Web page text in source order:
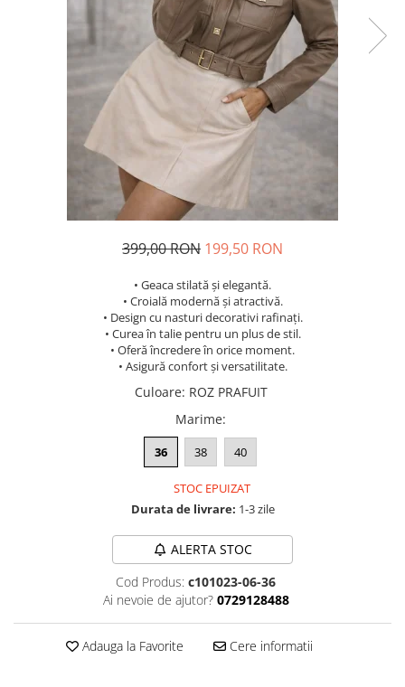
Costume de baie
399,00 RON 199,50 RON
• Geaca stilată și elegantă.
• Croială modernă și atractivă.
• Design cu nasturi decorativi rafinați.
• Curea în talie pentru un plus de stil.
• Oferă încredere în orice moment.
• Asigură confort și versatilitate.
Culoare: ROZ PRAFUIT
Marime:
36 38 40
STOC EPUIZAT
Durata de livrare: 1-3 zile
ALERTA STOC
Cod Produs: c101023-06-36
Ai nevoie de ajutor? 0729128488
Adauga la Favorite Cere informatii